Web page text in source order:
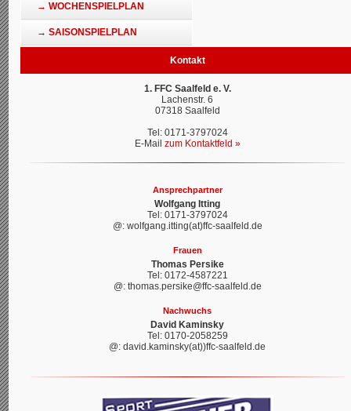
→ WOCHENSPIELPLAN
→ SAISONSPIELPLAN
Kontakt
1. FFC Saalfeld e. V.
Lachenstr. 6
07318 Saalfeld
Tel: 0171-3797024
E-Mail zum Kontaktfeld »
Ansprechpartner
Wolfgang Itting
Tel: 0171-3797024
@: wolfgang.itting(at)ffc-saalfeld.de
Frauen
Thomas Persike
Tel: 0172-4587221
@: thomas.persike@ffc-saalfeld.de
Nachwuchs
David Kaminsky
Tel: 0170-2058259
@: david.kaminsky(at))ffc-saalfeld.de